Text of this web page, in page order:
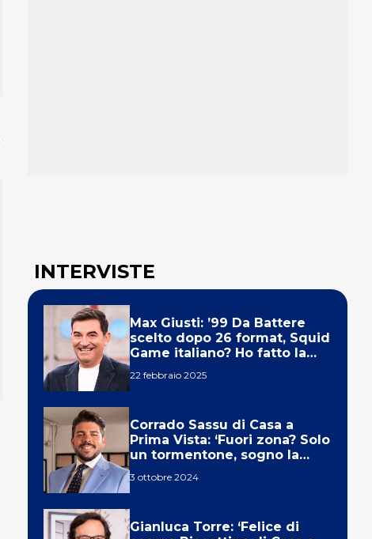
INTERVISTE
Max Giusti: ’99 Da Battere
scelto dopo 26 format, Squid
Game italiano? Ho fatto la
22 febbraio 2025
Corrado Sassu di Casa a
Prima Vista: ‘Fuori zona? Solo
un tormentone, sogno la
3 ottobre 2024
Gianluca Torre: ‘Felice di